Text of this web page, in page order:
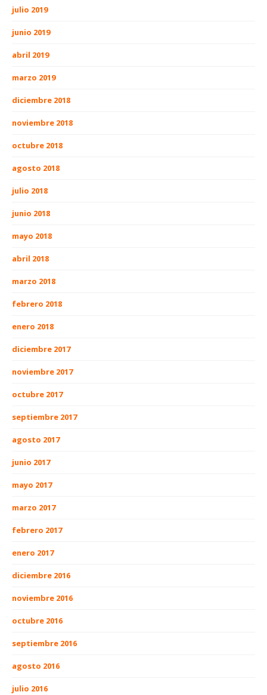
julio 2019
junio 2019
abril 2019
marzo 2019
diciembre 2018
noviembre 2018
octubre 2018
agosto 2018
julio 2018
junio 2018
mayo 2018
abril 2018
marzo 2018
febrero 2018
enero 2018
diciembre 2017
noviembre 2017
octubre 2017
septiembre 2017
agosto 2017
junio 2017
mayo 2017
marzo 2017
febrero 2017
enero 2017
diciembre 2016
noviembre 2016
octubre 2016
septiembre 2016
agosto 2016
julio 2016